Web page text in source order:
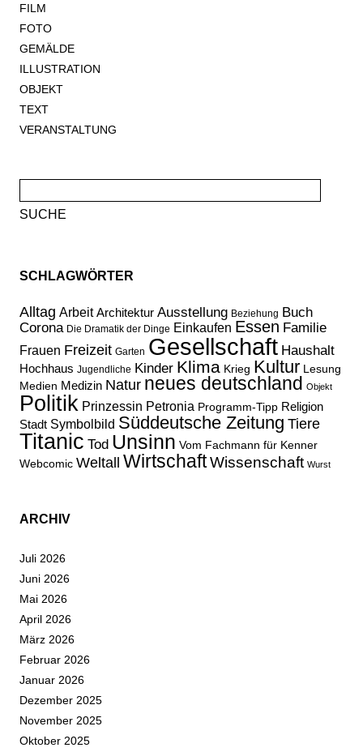
FILM
FOTO
GEMÄLDE
ILLUSTRATION
OBJEKT
TEXT
VERANSTALTUNG
nach:
SCHLAGWÖRTER
Alltag Arbeit Architektur Ausstellung Beziehung Buch
Corona Die Dramatik der Dinge Einkaufen Essen Familie
Frauen Freizeit Garten Gesellschaft Haushalt
Hochhaus Jugendliche Kinder Klima Krieg Kultur Lesung
Medien Medizin Natur neues deutschland Objekt
Politik Prinzessin Petronia Programm-Tipp Religion
Stadt Symbolbild Süddeutsche Zeitung Tiere
Titanic Tod Unsinn Vom Fachmann für Kenner
Webcomic Weltall WirtschaftWissenschaft Wurst
ARCHIV
Juli 2026
Juni 2026
Mai 2026
April 2026
März 2026
Februar 2026
Januar 2026
Dezember 2025
November 2025
Oktober 2025